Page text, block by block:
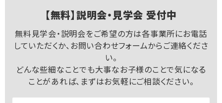
【無料】説明会・見学会 受付中
無料見学会・説明会をご希望の方は各事業所にお電話
していただくか、お問い合わせフォームからご連絡くださ
い。
どんな些細なことでも大事なお子様のことで気になる
ことがあれば、まずはお気軽にご相談ください。